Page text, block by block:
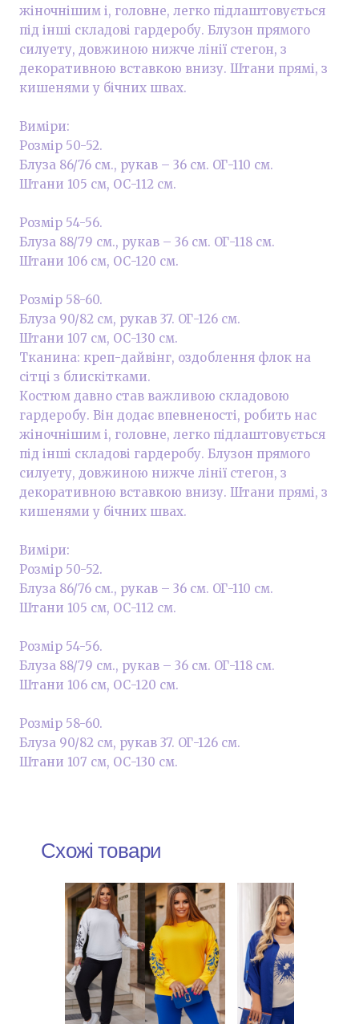
жіночнішим і, головне, легко підлаштовується
під інші складові гардеробу. Блузон прямого
силуету, довжиною нижче лінії стегон, з
декоративною вставкою внизу. Штани прямі, з
кишенями у бічних швах.
Виміри:
Розмір 50-52.
Блуза 86/76 см., рукав – 36 см. ОГ-110 см.
Штани 105 см, ОС-112 см.
Розмір 54-56.
Блуза 88/79 см., рукав – 36 см. ОГ-118 см.
Штани 106 см, ОС-120 см.
Розмір 58-60.
Блуза 90/82 см, рукав 37. ОГ-126 см.
Штани 107 см, ОС-130 см.
Тканина: креп-дайвінг, оздоблення флок на
сітці з блискітками.
Костюм давно став важливою складовою
гардеробу. Він додає впевненості, робить нас
жіночнішим і, головне, легко підлаштовується
під інші складові гардеробу. Блузон прямого
силуету, довжиною нижче лінії стегон, з
декоративною вставкою внизу. Штани прямі, з
кишенями у бічних швах.
Виміри:
Розмір 50-52.
Блуза 86/76 см., рукав – 36 см. ОГ-110 см.
Штани 105 см, ОС-112 см.
Розмір 54-56.
Блуза 88/79 см., рукав – 36 см. ОГ-118 см.
Штани 106 см, ОС-120 см.
Розмір 58-60.
Блуза 90/82 см, рукав 37. ОГ-126 см.
Штани 107 см, ОС-130 см.
Схожі товари